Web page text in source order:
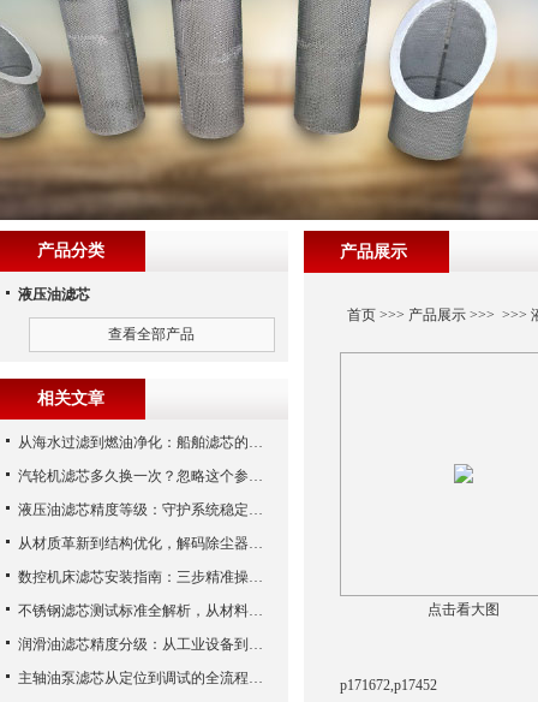
产品展示
首页>>> 产品展示>>> >>>
点击看大图
p171672,p17452
产品分类
液压油滤芯
查看全部产品
相关文章
从海水过滤到燃油净化：船舶滤芯的多场景应用解析
汽轮机滤芯多久换一次？忽略这个参数，机组非停损失可能上百万！
液压油滤芯精度等级：守护系统稳定与寿命的“微米标尺”
从材质革新到结构优化，解码除尘器滤芯性能跃升的核心逻辑
数控机床滤芯安装指南：三步精准操作，杜绝设备“亚健康”
不锈钢滤芯测试标准全解析，从材料性能到应用场景的严苛验证
润滑油滤芯精度分级：从工业设备到精密系统的过滤密码
主轴油泵滤芯从定位到调试的全流程解析